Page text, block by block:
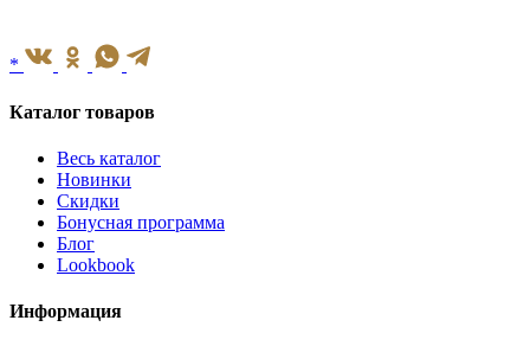
*
Каталог товаров
Весь каталог
Новинки
Скидки
Бонусная программа
Блог
Lookbook
Информация